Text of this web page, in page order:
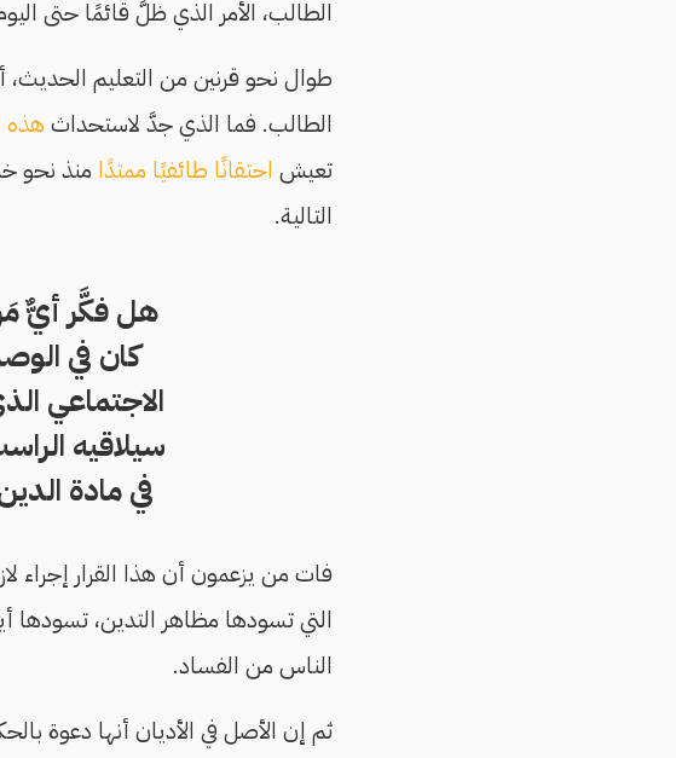
الطالب، الأمر الذي ظلَّ قائمًا حتى
طوال نحو قرنين من التعليم الحديث،
الطالب. فما الذي جدَّ لاستحداث هذه
تعيش احتقانًا طائفيًا ممتدًا منذ نحو
التالية.
هل فكَّر أيٌّ
كان في
الاجتماعي
سيلاقيه
في مادة
فات من يزعمون أن هذا القرار إجراء
التي تسودها مظاهر التدين،
الناس من الفساد.
ثم إن الأصل في الأديان أنها دعوة